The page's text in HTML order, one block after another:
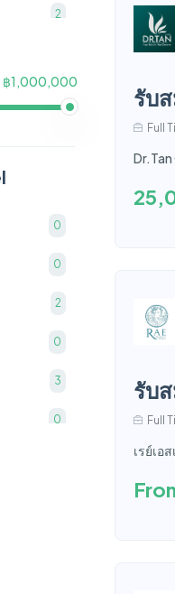
รับ
Full
รับ
Full
เรย์เอ
2
฿1,000,000
0
0
2
0
3
0